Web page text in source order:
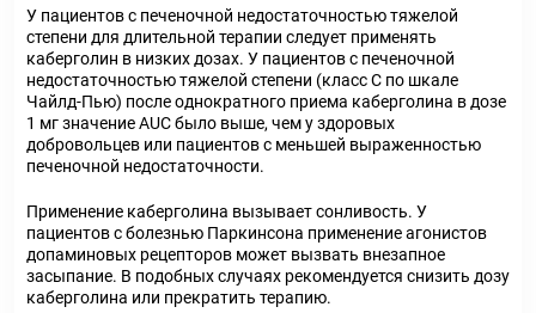
У пациентов с печеночной недостаточностью тяжелой
степени для длительной терапии следует применять
каберголин в низких дозах. У пациентов с печеночной
недостаточностью тяжелой степени (класс С по шкале
Чайлд-Пью) после однократного приема каберголина в дозе
1 мг значение AUC было выше, чем у здоровых
добровольцев или пациентов с меньшей выраженностью
печеночной недостаточности.
Применение каберголина вызывает сонливость. У
пациентов с болезнью Паркинсона применение агонистов
допаминовых рецепторов может вызвать внезапное
засыпание. В подобных случаях рекомендуется снизить дозу
каберголина или прекратить терапию.